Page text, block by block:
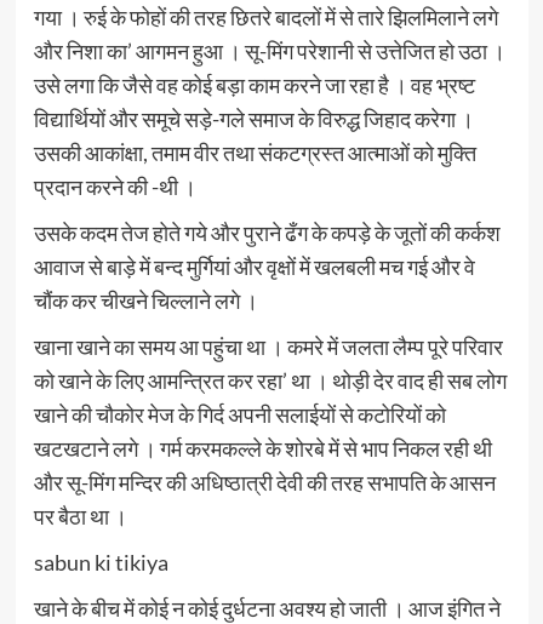
गया । रुई के फोहों की तरह छितरे बादलों में से तारे झिलमिलाने लगे
और निशा का’ आगमन हुआ । सू-मिंग परेशानी से उत्तेजित हो उठा ।
उसे लगा कि जैसे वह कोई बड़ा काम करने जा रहा है । वह भ्रष्ट
विद्यार्थियों और समूचे सड़े-गले समाज के विरुद्ध जिहाद करेगा ।
उसकी आकांक्षा, तमाम वीर तथा संकटग्रस्त आत्माओं को मुक्ति
प्रदान करने की -थी ।
उसके कदम तेज होते गये और पुराने ढँग के कपड़े के जूतों की कर्कश
आवाज से बाड़े में बन्द मुर्गियां और वृक्षों में खलबली मच गई और वे
चौंक कर चीखने चिल्लाने लगे ।
खाना खाने का समय आ पहुंचा था । कमरे में जलता लैम्प पूरे परिवार
को खाने के लिए आमन्त्रित कर रहा’ था । थोड़ी देर वाद ही सब लोग
खाने की चौकोर मेज के गिर्द अपनी सलाईयों से कटोरियों को
खटखटाने लगे । गर्म करमकल्ले के शोरबे में से भाप निकल रही थी
और सू-मिंग मन्दिर की अधिष्ठात्री देवी की तरह सभापति के आसन
पर बैठा था ।
sabun ki tikiya
खाने के बीच में कोई न कोई दुर्धटना अवश्य हो जाती । आज इंगित ने